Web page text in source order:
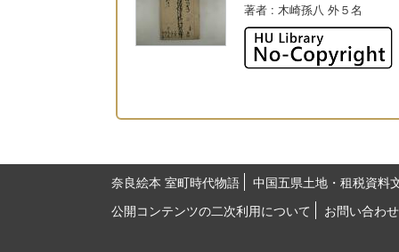
著者 : 木崎孫八 外５名
奈良絵本 室町時代物語
中国五県土地・租税資料
公開コンテンツの二次利用について
お問い合わせ